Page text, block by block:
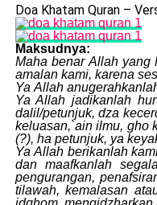
Doa Khatam Quran –
Maksudnya:
Maha benar Allah yang
amalan kami, karena
Ya Allah
Ya Allah jadikanlah
dalil/petunjuk, dza
keluasan,`ain ilmu, gho
(?), ha petunjuk, ya
Ya Allah berikanlah
dan maafkanlah
pengurangan,
tilawah, kemalasan